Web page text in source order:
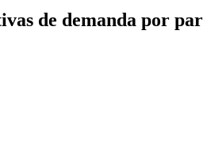
de demanda por